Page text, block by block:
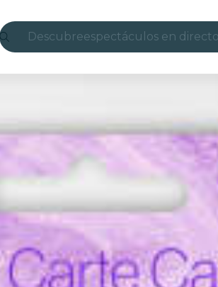
Descubreespectáculos en directo
Londres
experiencias y ciudades
Seúl